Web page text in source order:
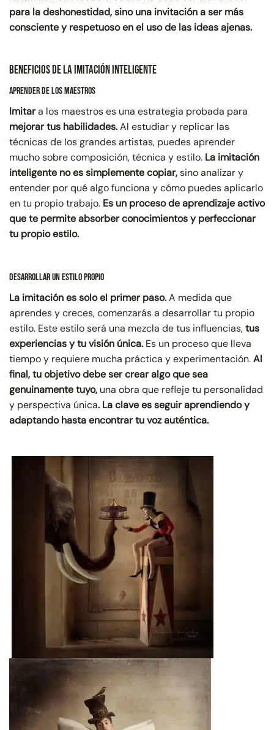
para la deshonestidad, sino una invitación a ser más
consciente y respetuoso en el uso de las ideas ajenas.
Beneficios de la Imitación Inteligente
Aprender de los Maestros
Imitara los maestros es una estrategia probada para
mejorar tus habilidades.Al estudiar y replicar las
técnicas de los grandes artistas, puedes aprender
mucho sobre composición, técnica y estilo. La imitación
inteligente no es simplemente copiar,sino analizar y
entender por qué algo funciona y cómo puedes aplicarlo
en tu propio trabajo. Es un proceso de aprendizaje activo
que te permite absorber conocimientos y perfeccionar
tu propio estilo.
Desarrollar un Estilo Propio
La imitación es solo el primer paso.A medida que
aprendes y creces, comenzarás a desarrollar tu propio
estilo. Este estilo será una mezcla de tus influencias,tus
experiencias y tu visión única. Es un proceso que lleva
tiempo y requiere mucha práctica y experimentación.Al
final, tu objetivo debe ser crear algo que sea
genuinamente tuyo, una obra que refleje tu personalidad
y perspectiva única. La clave es seguir aprendiendo y
adaptando hasta encontrar tu voz auténtica.